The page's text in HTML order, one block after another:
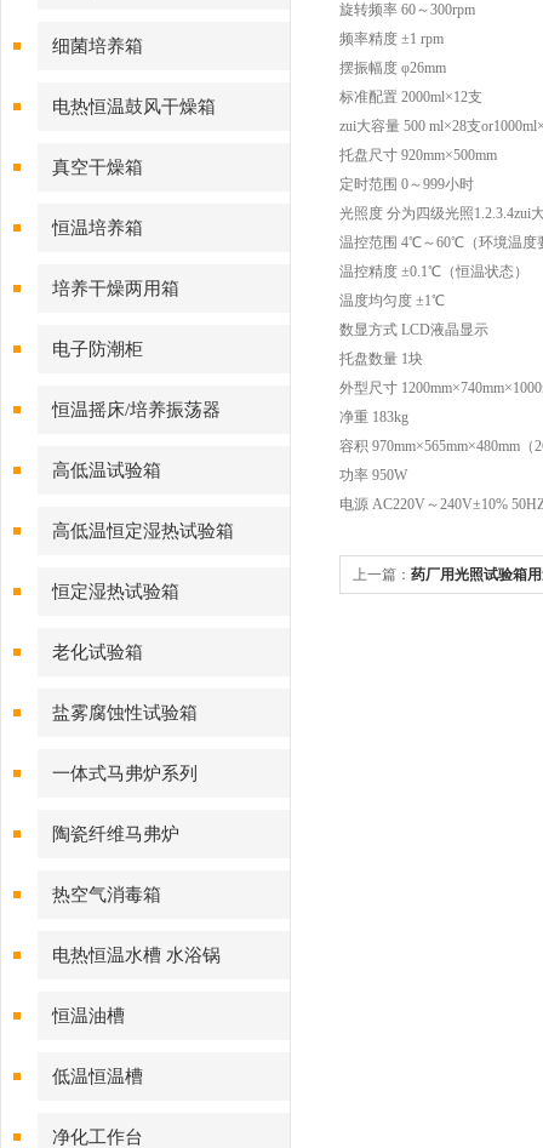
细菌培养箱
电热恒温鼓风干燥箱
真空干燥箱
恒温培养箱
培养干燥两用箱
电子防潮柜
恒温摇床/培养振荡器
高低温试验箱
高低温恒定湿热试验箱
恒定湿热试验箱
老化试验箱
盐雾腐蚀性试验箱
一体式马弗炉系列
陶瓷纤维马弗炉
热空气消毒箱
电热恒温水槽 水浴锅
恒温油槽
低温恒温槽
净化工作台
旋转频率 60～300rpm
频率精度 ±1 rpm
摆振幅度 φ26mm
标准配置 2000ml×12支
zui大容量 500 ml×28支
托盘尺寸 920mm×500mm
定时范围 0～999小时
光照度 分为四级光照1.2.3.4zui
温控范围 4℃～60℃（环境温度
温控精度 ±0.1℃（恒温状态）
温度均匀度 ±1℃
数显方式 LCD液晶显示
托盘数量 1块
外型尺寸
净重 183kg
容积 970mm×565mm×480mm（
功率 950W
电源 AC220V～240V±10%
上一篇： 药厂用光照试验箱